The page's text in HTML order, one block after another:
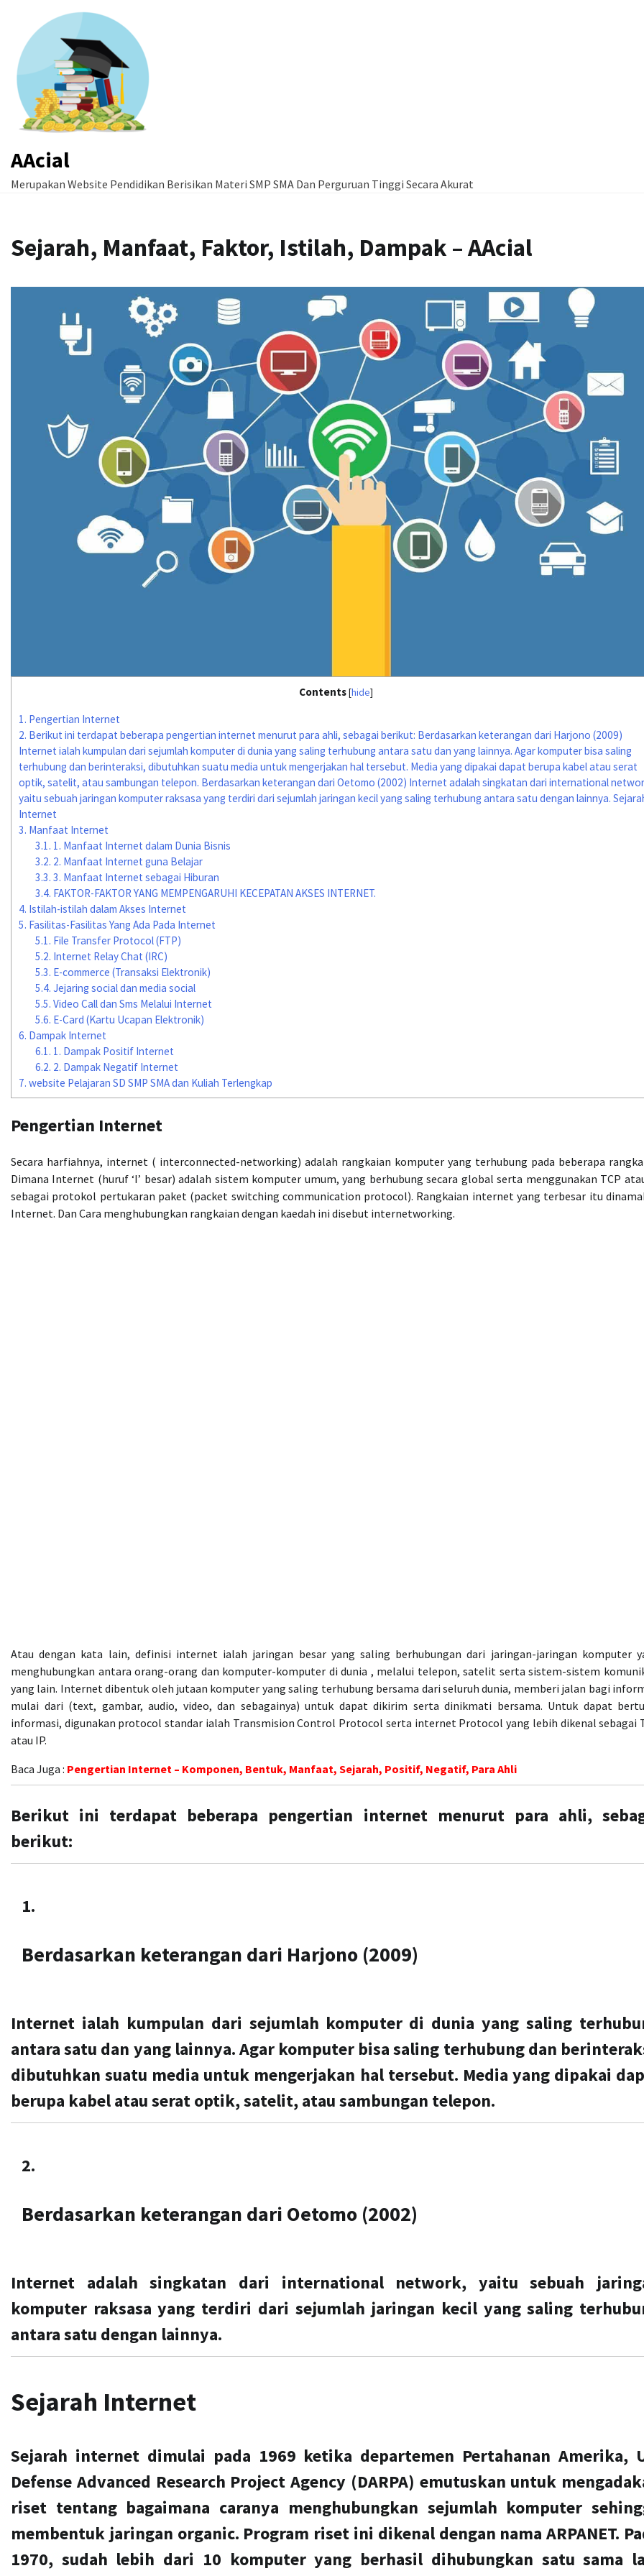
content
AAcial
Merupakan Website Pendidikan Berisikan Materi SMP SMA Dan Perguruan Tinggi Secara Akurat
Sejarah, Manfaat, Faktor, Istilah, Dampak – AAcial
Contents [hide]
1. Pengertian Internet
2. Berikut ini terdapat beberapa pengertian internet menurut para ahli, sebagai berikut: Berdasarkan keterangan dari Harjono (2009)
Internet ialah kumpulan dari sejumlah komputer di dunia yang saling terhubung antara satu dan yang lainnya. Agar komputer bisa saling
terhubung dan berinteraksi, dibutuhkan suatu media untuk mengerjakan hal tersebut. Media yang dipakai dapat berupa kabel atau serat
optik, satelit, atau sambungan telepon. Berdasarkan keterangan dari Oetomo (2002) Internet adalah singkatan dari international
yaitu sebuah jaringan komputer raksasa yang terdiri dari sejumlah jaringan kecil yang saling terhubung antara satu dengan lainnya.
Internet
3. Manfaat Internet
3.1. 1. Manfaat Internet dalam Dunia Bisnis
3.2. 2. Manfaat Internet guna Belajar
3.3. 3. Manfaat Internet sebagai Hiburan
3.4. FAKTOR-FAKTOR YANG MEMPENGARUHI KECEPATAN AKSES INTERNET.
4. Istilah-istilah dalam Akses Internet
5. Fasilitas-Fasilitas Yang Ada Pada Internet
5.1. File Transfer Protocol (FTP)
5.2. Internet Relay Chat (IRC)
5.3. E-commerce (Transaksi Elektronik)
5.4. Jejaring social dan media social
5.5. Video Call dan Sms Melalui Internet
5.6. E-Card (Kartu Ucapan Elektronik)
6. Dampak Internet
6.1. 1. Dampak Positif Internet
6.2. 2. Dampak Negatif Internet
7. website Pelajaran SD SMP SMA dan Kuliah Terlengkap
Pengertian Internet
Secara harfiahnya, internet ( interconnected-networking) adalah rangkaian komputer yang terhubung pada beberapa
Dimana Internet (huruf ‘I’ besar) adalah sistem komputer umum, yang berhubung secara global serta menggunakan TCP
sebagai protokol pertukaran paket (packet switching communication protocol). Rangkaian internet yang terbesar itu
Internet. Dan Cara menghubungkan rangkaian dengan kaedah ini disebut internetworking.
Atau dengan kata lain, definisi internet ialah jaringan besar yang saling berhubungan dari jaringan-jaringan komputer
menghubungkan antara orang-orang dan komputer-komputer di dunia , melalui telepon, satelit serta sistem-sistem
yang lain. Internet dibentuk oleh jutaan komputer yang saling terhubung bersama dari seluruh dunia, memberi jalan bagi
mulai dari (text, gambar, audio, video, dan sebagainya) untuk dapat dikirim serta dinikmati bersama. Untuk dapat
informasi, digunakan protocol standar ialah Transmision Control Protocol serta internet Protocol yang lebih dikenal sebagai
atau IP.
Baca Juga : Pengertian Internet – Komponen, Bentuk, Manfaat, Sejarah, Positif, Negatif, Para Ahli
Berikut ini terdapat beberapa pengertian internet menurut para ahli,
berikut:
Berdasarkan keterangan dari Harjono (2009)
Internet ialah kumpulan dari sejumlah komputer di dunia yang saling
antara satu dan yang lainnya. Agar komputer bisa saling terhubung dan
dibutuhkan suatu media untuk mengerjakan hal tersebut. Media yang dipakai
berupa kabel atau serat optik, satelit, atau sambungan telepon.
Berdasarkan keterangan dari Oetomo (2002)
Internet adalah singkatan dari international network, yaitu sebuah
komputer raksasa yang terdiri dari sejumlah jaringan kecil yang saling
antara satu dengan lainnya.
Sejarah Internet
Sejarah internet dimulai pada 1969 ketika departemen Pertahanan Amerika,
Defense Advanced Research Project Agency (DARPA) emutuskan untuk
riset tentang bagaimana caranya menghubungkan sejumlah komputer
membentuk jaringan organic. Program riset ini dikenal dengan nama ARPANET.
1970, sudah lebih dari 10 komputer yang berhasil dihubungkan satu sama